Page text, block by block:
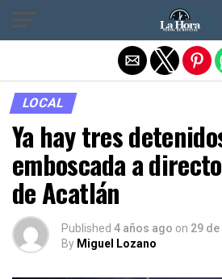
LOCAL
Ya hay tres
emboscada a
de Acatlán
Published 4 años ago on 29
By Miguel Lozano
Salir de la versión